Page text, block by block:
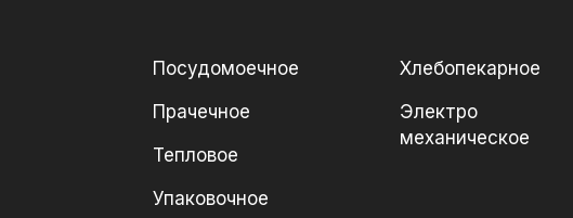
Посудомоечное
Прачечное
Тепловое
Упаковочное
Хлебопекарное
Электро
механическое